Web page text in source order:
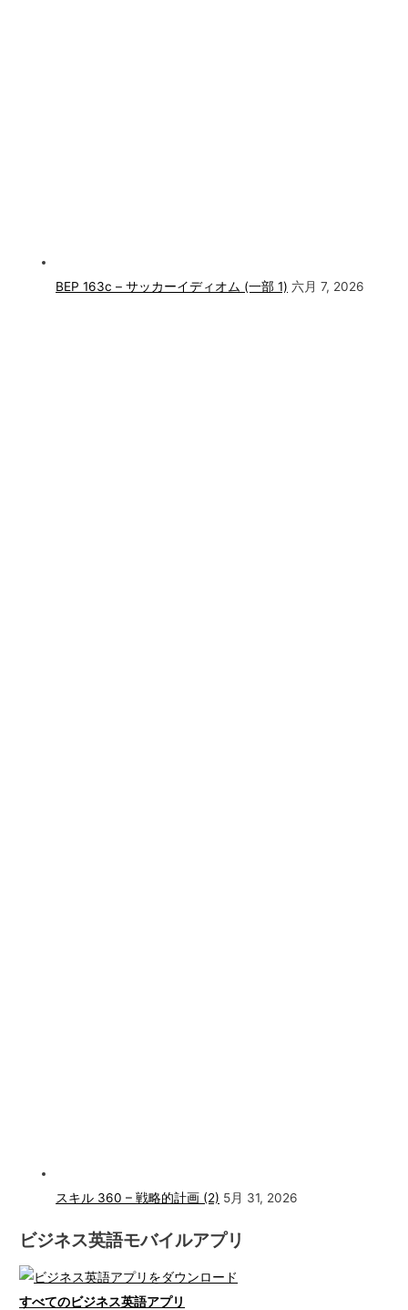
BEP 163c – サッカーイディオム (一部 1) 六月 7, 2026
スキル 360 – 戦略的計画 (2) 5月 31, 2026
ビジネス英語モバイルアプリ
すべてのビジネス英語アプリ